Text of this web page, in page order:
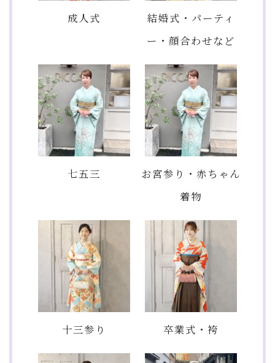
成人式
結婚式・パーティ
ー・顔合わせなど
七五三
お宮参り・赤ちゃん
着物
十三参り 卒業式・袴